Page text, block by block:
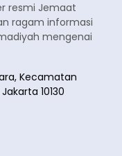
resmi Jemaat
ragam informasi
mengenai
Kecamatan
10130